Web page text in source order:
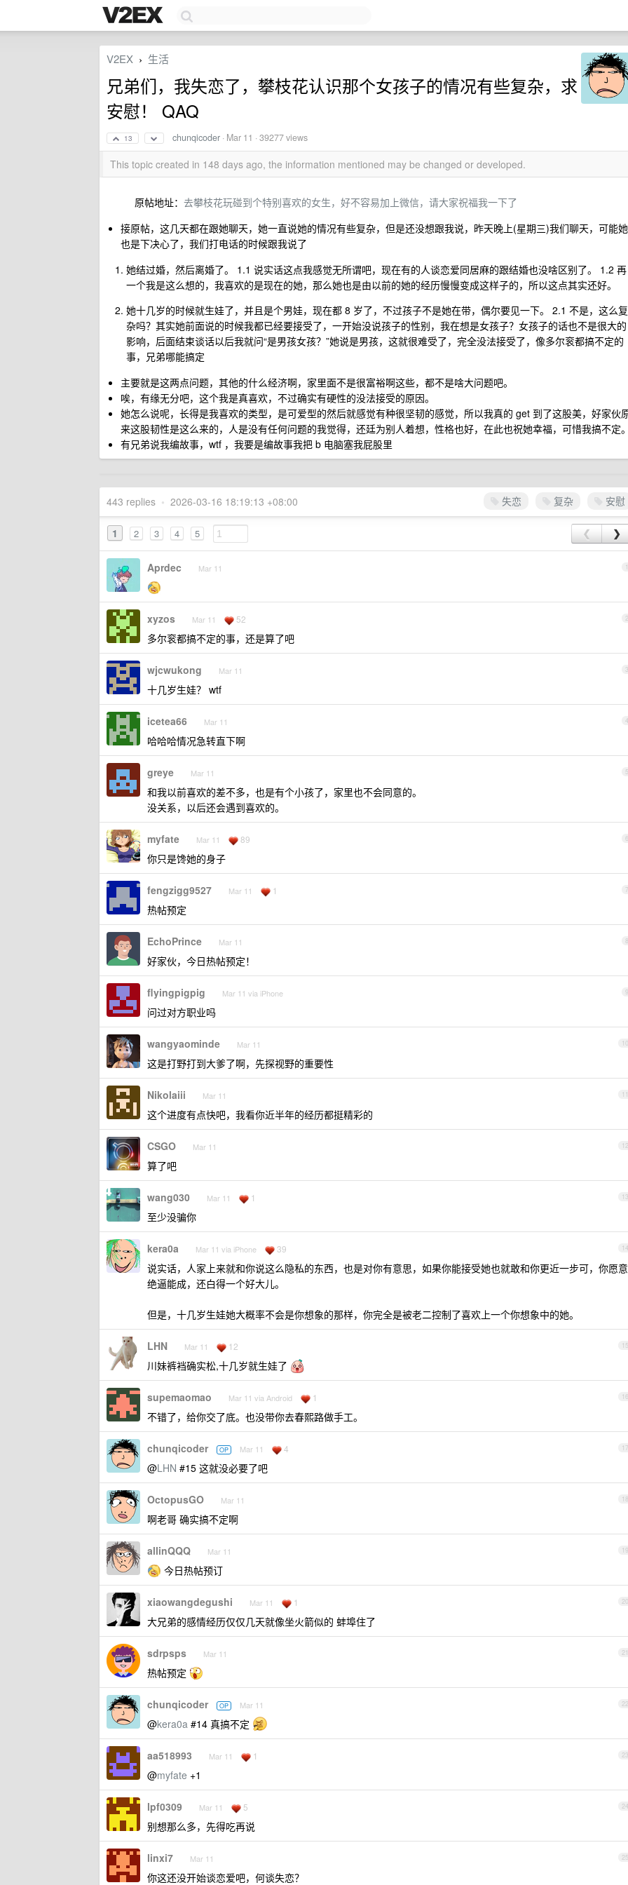
V2EX › 生活
兄弟们，我失恋了，攀枝花认识那个女孩子的情况有些复杂，求
安慰！ QAQ
13 chunqicoder · Mar 11 · 39277 views
This topic created in 148 days ago, the information mentioned may be changed or developed.
原帖地址： 去攀枝花玩碰到个特别喜欢的女生，好不容易加上微信，请大家祝福我一下了
接原帖，这几天都在跟她聊天，她一直说她的情况有些复杂，但是还没想跟我说，昨天晚上(星期三)我们聊天，可能她
也是下决心了，我们打电话的时候跟我说了
她结过婚，然后离婚了。 1.1 说实话这点我感觉无所谓吧，现在有的人谈恋爱同居麻的跟结婚也没啥区别了。 1.2 再
一个我是这么想的，我喜欢的是现在的她，那么她也是由以前的她的经历慢慢变成这样子的，所以这点其实还好。
她十几岁的时候就生娃了，并且是个男娃，现在都 8 岁了，不过孩子不是她在带，偶尔要见一下。 2.1 不是，这么复
杂吗？其实她前面说的时候我都已经要接受了，一开始没说孩子的性别，我在想是女孩子？女孩子的话也不是很大的
影响，后面结束谈话以后我就问“是男孩女孩？”她说是男孩，这就很难受了，完全没法接受了，像多尔衮都搞不定的
事，兄弟哪能搞定
主要就是这两点问题，其他的什么经济啊，家里面不是很富裕啊这些，都不是啥大问题吧。
唉，有缘无分吧，这个我是真喜欢，不过确实有硬性的没法接受的原因。
她怎么说呢，长得是我喜欢的类型，是可爱型的然后就感觉有种很坚韧的感觉，所以我真的 get 到了这股美，好家伙
来这股韧性是这么来的，人是没有任何问题的我觉得，还廷为别人着想，性格也好，在此也祝她幸福，可惜我搞不定。
有兄弟说我编故事，wtf ，我要是编故事我把 b 电脑塞我屁股里
失恋 复杂 安慰
443 replies • 2026-03-16 18:19:13 +08:00
1 2 3 4 5 ❮ ❯
1
Aprdec Mar 11
2
xyzos Mar 11 52
多尔衮都搞不定的事，还是算了吧
3
wjcwukong Mar 11
十几岁生娃？ wtf
4
icetea66 Mar 11
哈哈哈情况急转直下啊
5
greye Mar 11
和我以前喜欢的差不多，也是有个小孩了，家里也不会同意的。
没关系，以后还会遇到喜欢的。
6
myfate Mar 11 89
你只是馋她的身子
7
fengzigg9527 Mar 11 1
热帖预定
8
EchoPrince Mar 11
好家伙，今日热帖预定！
9
flyingpigpig Mar 11 via iPhone
问过对方职业吗
10
wangyaominde Mar 11
这是打野打到大爹了啊，先探视野的重要性
11
Nikolaiii Mar 11
这个进度有点快吧，我看你近半年的经历都挺精彩的
12
CSGO Mar 11
算了吧
13
wang030 Mar 11 1
至少没骗你
14
kera0a Mar 11 via iPhone 39
说实话，人家上来就和你说这么隐私的东西，也是对你有意思，如果你能接受她也就敢和你更近一步可，你愿意
绝逼能成，还白得一个好大儿。
但是，十几岁生娃她大概率不会是你想象的那样，你完全是被老二控制了喜欢上一个你想象中的她。
15
LHN Mar 11 12
川妹裤裆确实松,十几岁就生娃了
16
supemaomao Mar 11 via Android 1
不错了，给你交了底。也没带你去春熙路做手工。
17
chunqicoder OP Mar 11 4
@LHN #15 这就没必要了吧
18
OctopusGO Mar 11
啊老哥 确实搞不定啊
19
allinQQQ Mar 11
今日热帖预订
20
xiaowangdegushi Mar 11 1
大兄弟的感情经历仅仅几天就像坐火箭似的 蚌埠住了
21
sdrpsps Mar 11
热帖预定
22
chunqicoder OP Mar 11
@kera0a #14 真搞不定
23
aa518993 Mar 11 1
@myfate +1
24
lpf0309 Mar 11 5
别想那么多，先得吃再说
25
linxi7 Mar 11
你这还没开始谈恋爱吧，何谈失恋？